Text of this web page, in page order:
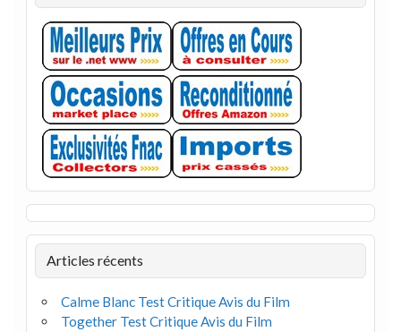
Articles récents
Calme Blanc Test Critique Avis du Film
Together Test Critique Avis du Film